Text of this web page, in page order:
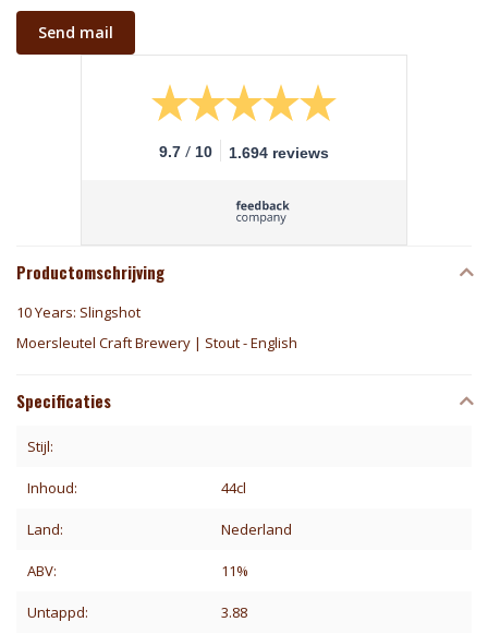
Send mail
9.7 / 10 1.694 reviews
Productomschrijving
10 Years: Slingshot
Moersleutel Craft Brewery | Stout - English
Specificaties
Stijl:
Inhoud: 44cl
Land: Nederland
ABV: 11%
Untappd: 3.88